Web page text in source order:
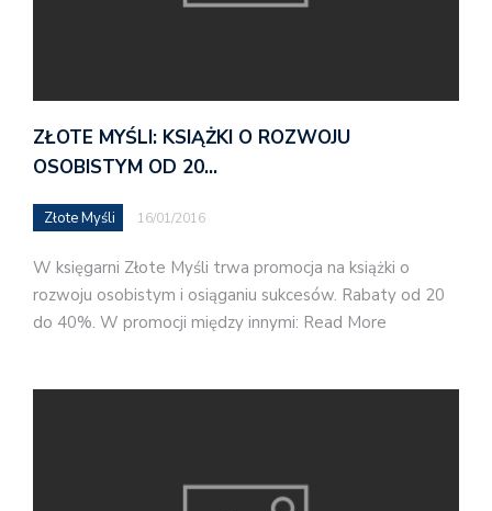
ZŁOTE MYŚLI: KSIĄŻKI O ROZWOJU
OSOBISTYM OD 20…
Złote Myśli 16/01/2016
W księgarni Złote Myśli trwa promocja na książki o
rozwoju osobistym i osiąganiu sukcesów. Rabaty od 20
do 40%. W promocji między innymi: Read More